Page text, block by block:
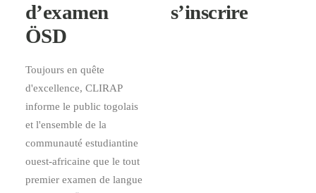
d’examen
ÖSD
Toujours en quête
d'excellence, CLIRAP
informe le public togolais
et l'ensemble de la
communauté estudiantine
ouest-africaine que le tout
premier examen de langue
s’inscrire